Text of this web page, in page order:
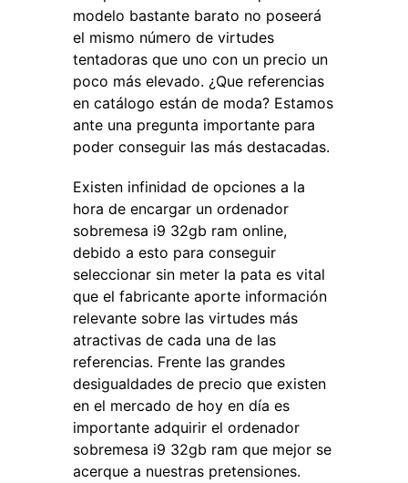
modelo bastante barato no poseerá
el mismo número de virtudes
tentadoras que uno con un precio un
poco más elevado. ¿Que referencias
en catálogo están de moda? Estamos
ante una pregunta importante para
poder conseguir las más destacadas.
Existen infinidad de opciones a la
hora de encargar un ordenador
sobremesa i9 32gb ram online,
debido a esto para conseguir
seleccionar sin meter la pata es vital
que el fabricante aporte información
relevante sobre las virtudes más
atractivas de cada una de las
referencias. Frente las grandes
desigualdades de precio que existen
en el mercado de hoy en día es
importante adquirir el ordenador
sobremesa i9 32gb ram que mejor se
acerque a nuestras pretensiones.